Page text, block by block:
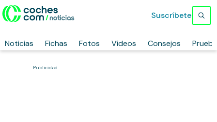
Noticias Fichas Fotos Vídeos Consejos
Suscríbete
Publicidad